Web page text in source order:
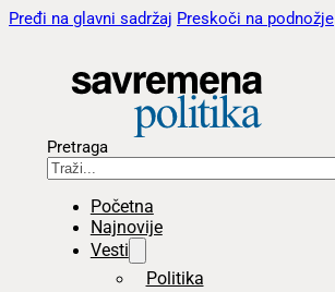
Pređi na glavni sadržaj Preskoči na podnožje
Pretraga
Početna
Najnovije
Vesti
Politika